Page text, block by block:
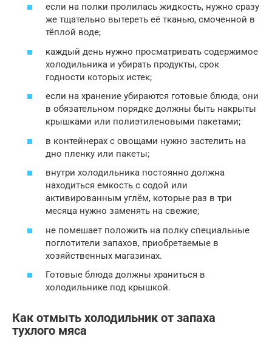
если на полки пролилась жидкость, нужно сразу
же тщательно вытереть её тканью, смоченной в
тёплой воде;
каждый день нужно просматривать содержимое
холодильника и убирать продукты, срок
годности которых истек;
если на хранение убираются готовые блюда, они
в обязательном порядке должны быть накрыты
крышками или полиэтиленовыми пакетами;
в контейнерах с овощами нужно застелить на
дно пленку или пакеты;
внутри холодильника постоянно должна
находиться емкость с содой или
активированным углём, которые раз в три
месяца нужно заменять на свежие;
не помешает положить на полку специальные
поглотители запахов, приобретаемые в
хозяйственных магазинах.
Готовые блюда должны храниться в
холодильнике под крышкой.
Как отмыть холодильник от запаха
тухлого мяса